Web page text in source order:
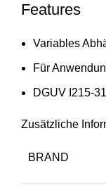
Features
Variables
Für
DGUV I215-
Zusätzliche
BRAND